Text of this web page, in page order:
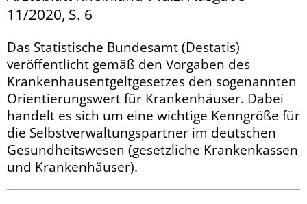
11/2020, S. 6
Das Statistische Bundesamt (Destatis)
veröffentlicht gemäß den Vorgaben des
Krankenhausentgeltgesetzes den sogenannten
Orientierungswert für Krankenhäuser. Dabei
handelt es sich um eine wichtige Kenngröße für
die Selbstverwaltungspartner im deutschen
Gesundheitswesen (gesetzliche Krankenkassen
und Krankenhäuser).